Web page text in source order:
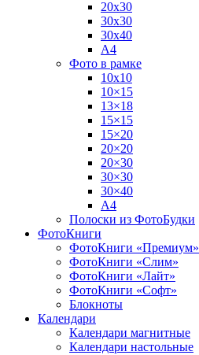
20х30
30х30
30х40
А4
Фото в рамке
10х10
10×15
13×18
15×15
15×20
20×20
20×30
30×30
30×40
A4
Полоски из ФотоБудки
ФотоКниги
ФотоКниги «Премиум»
ФотоКниги «Слим»
ФотоКниги «Лайт»
ФотоКниги «Софт»
Блокноты
Календари
Календари магнитные
Календари настольные